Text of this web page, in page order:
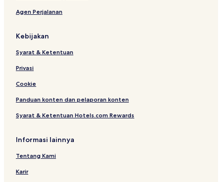
Agen Perjalanan
Kebijakan
Syarat & Ketentuan
Privasi
Cookie
Panduan konten dan pelaporan konten
Syarat & Ketentuan Hotels.com Rewards
Informasi lainnya
Tentang Kami
Karir